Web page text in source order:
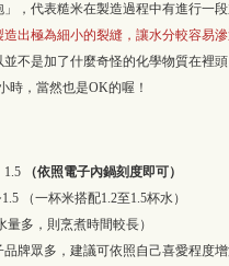
，代表糙米在製造過程中有進行一段
出極為細小的裂縫，讓水分較容易滲
不是加了什麼奇怪的化學物質在裡頭
時，當然也是OK的喔！
1.5
（依照電子內鍋刻度即可）
（一杯米搭配1.2至1.5杯水）
，則烹煮時間較長）
牌眾多，建議可依照自己喜愛程度增